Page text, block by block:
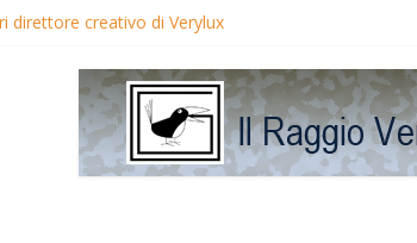
direttore creativo di Verylux
Edwards in proiezione per i LunedìLùmière
la regista Liliana Cavani e Tomas Milian
Avis